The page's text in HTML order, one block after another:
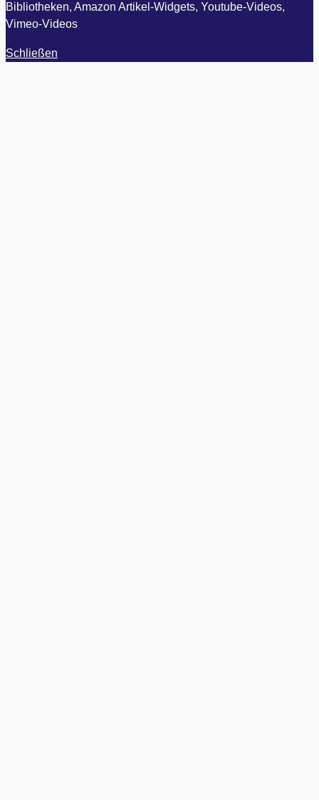
Bibliotheken, Amazon Artikel-Widgets, Youtube-Videos,
Vimeo-Videos
Schließen